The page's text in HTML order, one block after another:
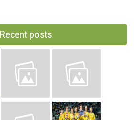
Recent posts